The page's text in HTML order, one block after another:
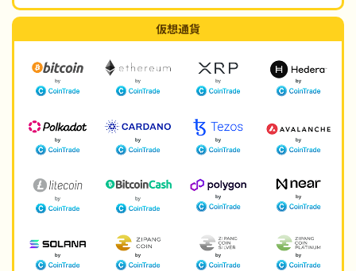
仮想通貨